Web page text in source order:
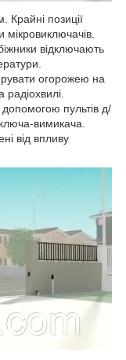
Крайні позиції
відключають
огорожею на
пультів д/
вимикача.
від впливу